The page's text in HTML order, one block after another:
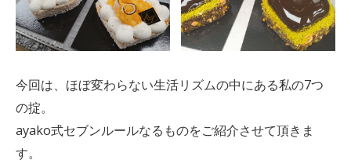
今回は、ほぼ変わらない生活リズムの中にある私の7つ
の掟。
ayako式セブンルールなるものをご紹介させて頂きま
す。